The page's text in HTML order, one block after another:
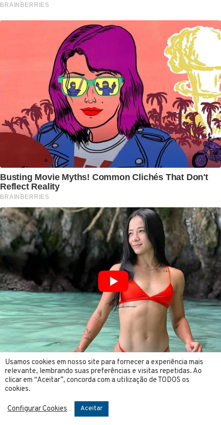
Usamos cookies em nosso site para fornecer a experiência mais
relevante, lembrando suas preferências e visitas repetidas. Ao
clicar em “Aceitar”, concorda com a utilização de TODOS os
cookies.
Configurar Cookies Aceitar